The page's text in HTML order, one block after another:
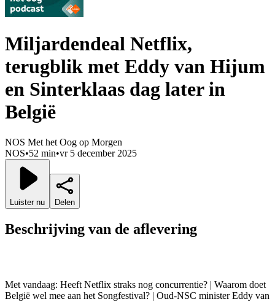
Miljardendeal Netflix,
terugblik met Eddy van Hijum
en Sinterklaas dag later in
België
NOS Met het Oog op Morgen
NOS•52 min•vr 5 december 2025
Luister nu Delen
Beschrijving van de aflevering
Met vandaag: Heeft Netflix straks nog concurrentie? | Waarom doet
België wel mee aan het Songfestival? | Oud-NSC minister Eddy van